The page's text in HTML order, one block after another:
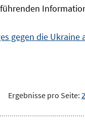
gegen die Ukraine
Ergebnisse pro Seite: